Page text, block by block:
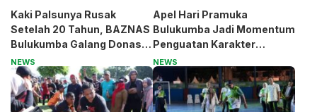
Kaki Palsunya Rusak
Setelah 20 Tahun, BAZNAS
Bulukumba Galang Donasi
untuk Pak Pardi
NEWS
Apel Hari Pramuka
Bulukumba Jadi Momentum
Penguatan Karakter
Generasi Muda
NEWS